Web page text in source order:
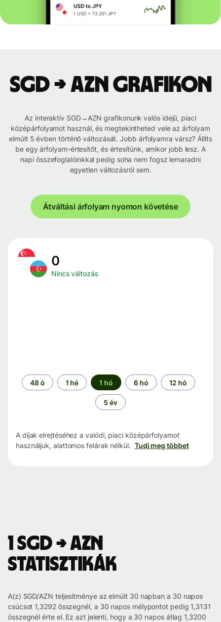
SGD → AZN grafikon
Az interaktív SGD→AZN grafikonunk valós idejű, piaci
középárfolyamot használ, és megtekintheted vele az árfolyam
elmúlt 5 évben történő változását. Jobb árfolyamra vársz? Állíts
be egy árfolyam-értesítőt, és értesítünk, amikor jobb lesz. A
napi összefoglalóinkkal pedig soha nem fogsz lemaradni
egyetlen változásról sem.
Átváltási árfolyam nyomon követése
0
Nincs változás
Időszak
48 ó 1 hé 1 hó 6 hó 12 hó
5 év
A díjak elrejtéséhez a valódi, piaci középárfolyamot
használjuk, alattomos felárak nélkül. Tudj meg többet
1 SGD → AZN
statisztikák
A(z) SGD/AZN teljesítménye az elmúlt 30 napban a 30 napos
csúcsot 1,3292 összegnél, a 30 napos mélypontot pedig 1,3131
összegnél érte el. Ez azt jelenti, hogy a 30 napos átlag 1,3200